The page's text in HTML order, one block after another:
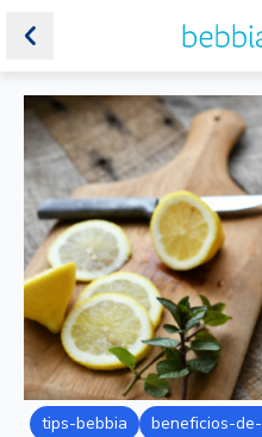
tips-bebbia beneficios-